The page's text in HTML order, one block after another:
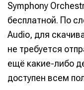
Symphony
бесплатной. По
Audio, для
не требуется
ещё какие-либо
доступен всем